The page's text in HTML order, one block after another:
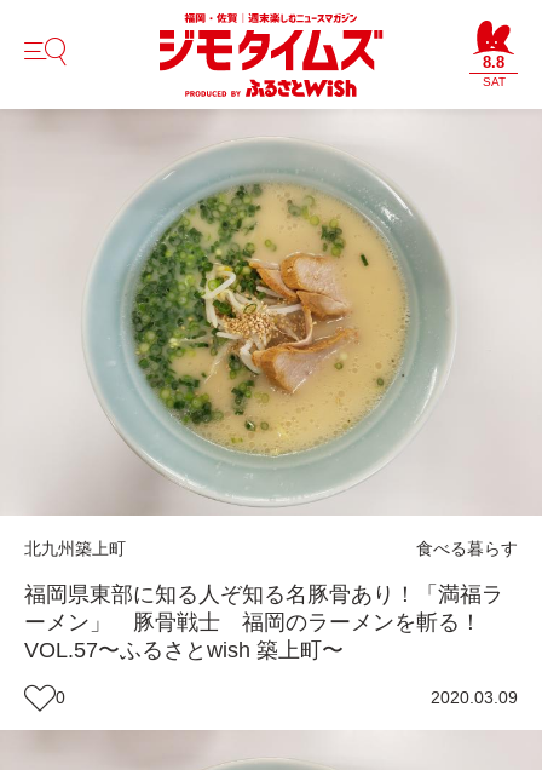
8.8
SAT
北九州築上町 食べる暮らす
福岡県東部に知る人ぞ知る名豚骨あり！「満福ラ
ーメン」 豚骨戦士 福岡のラーメンを斬る！
VOL.57〜ふるさとwish 築上町〜
0 2020.03.09